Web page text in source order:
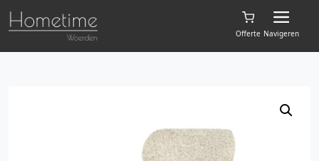
Offerte Navigeren